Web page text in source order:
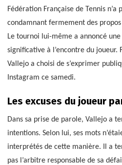
Fédération Française de Tennis n’a
condamnant fermement des
Le tournoi lui-même a annoncé
significative à l’encontre du joueur.
Vallejo a choisi de s’exprimer
Instagram ce samedi.
Les excuses du joueur
Dans sa prise de parole, Vallejo a
intentions. Selon lui, ses mots
interprétés de cette manière. Il a
pas l’arbitre responsable de sa